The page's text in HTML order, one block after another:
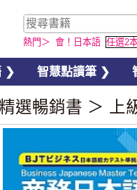
熱門＞ 會！日本語 任選2
❯ 智慧點讀筆 ❯
選暢銷書 ＞ 上